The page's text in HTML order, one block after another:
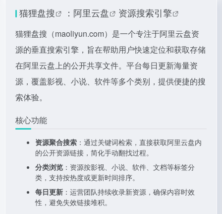
猫狸盘搜 ： 阿里云盘 资源搜索引擎
猫狸盘搜（maoliyun.com）是一个专注于阿里云盘资
源的垂直搜索引擎，旨在帮助用户快速定位和获取存储
在阿里云盘上的公开共享文件。平台每日更新海量资
源，覆盖影视、小说、软件等多个类别，提供便捷的搜
索体验。
核心功能
资源聚合搜索 ：通过关键词检索，直接获取阿里云盘内
的公开资源链接，简化手动翻找过程。
分类浏览 ：资源按影视、小说、软件、文档等标签分
类，支持按热度或更新时间排序。
每日更新 ：运营团队持续收录新资源，确保内容时效
性，避免失效链接堆积。